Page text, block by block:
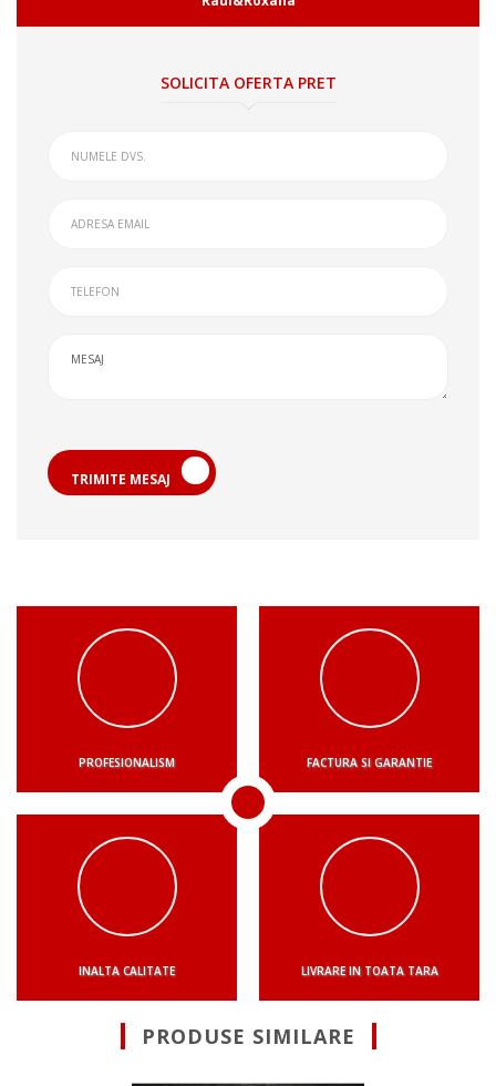
SOLICITA OFERTA PRET
TRIMITE MESAJ
PROFESIONALISM FACTURA SI GARANTIE
INALTA CALITATE LIVRARE IN TOATA TARA
PRODUSE SIMILARE